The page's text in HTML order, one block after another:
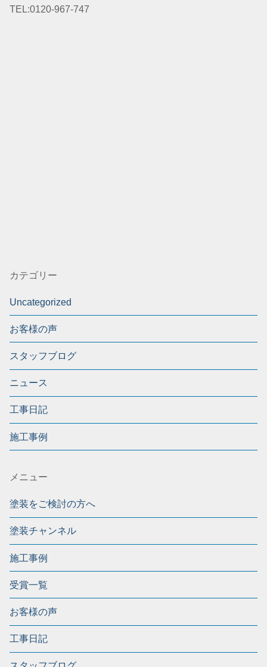
TEL:0120-967-747
カテゴリー
Uncategorized
お客様の声
スタッフブログ
ニュース
工事日記
施工事例
メニュー
塗装をご検討の方へ
塗装チャンネル
施工事例
受賞一覧
お客様の声
工事日記